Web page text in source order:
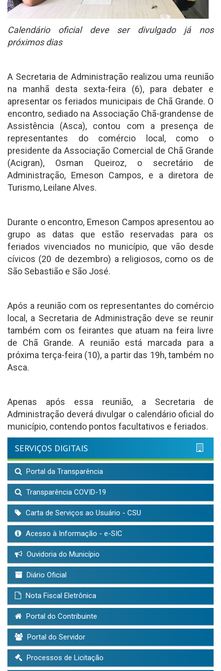
Calendário oficial deve ser divulgado já nos
próximos dias
A Secretaria de Administração realizou uma reunião
na manhã desta sexta-feira (6), para debater e
apresentar os feriados municipais de Chã Grande. O
encontro, sediado na Associação Chã-grandense de
Assistência (Asca), contou com a presença de
representantes do comércio local, como o
presidente da Associação Comercial de Chã Grande
(Acigran), Osman Queiroz, o secretário de
Administração, Emeson Campos, e a diretora de
Turismo, Leilane Alves.
Durante o encontro, Emeson Campos apresentou ao
grupo as datas que estão reservadas para os
feriados vivenciados no município, que vão desde
cívicos (20 de dezembro) a religiosos, como os de
São Sebastião e São José.
Após a reunião com os representantes do comércio
local, a Secretaria de Administração deve se reunir
também com os feirantes que atuam na feira livre
de Chã Grande. A reunião está marcada para a
próxima terça-feira (10), a partir das 19h, também no
Asca.
Apenas após essa reunião, a Secretaria de
Administração deverá divulgar o calendário oficial do
município, contendo pontos facultativos e feriados.
SERVIÇOS DIGITAIS
Portal da Transparência
Transparência COVID-19
Carta de Serviços ao Usuário - CSU
Acesso à Informação - e-SIC
Ouvidoria do Município
Diário Oficial
Nota Fiscal Eletrônica
Portal do Contribuinte
Portal do Servidor
Processos de Licitação